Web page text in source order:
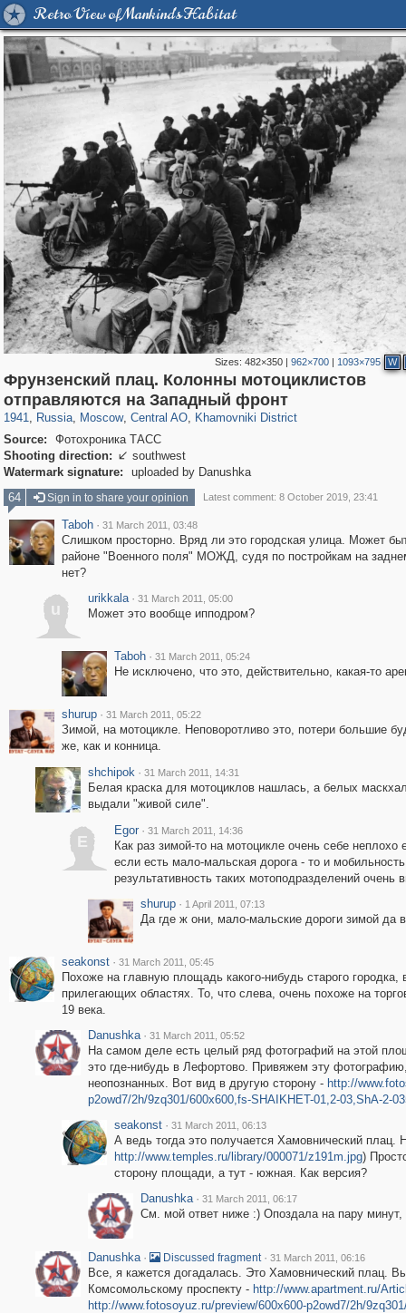
Retro View of Mankind's Habitat
Sizes: 482×350| 962×700| 1093×795 W
Фрунзенский плац. Колонны мотоциклистов
отправляются на Западный фронт
1941, Russia
1,406,871 29,248
, Moscow
319,861 8,286
, Central AO
160,009 5,916
, Khamovniki District
19,395 722
Source:
Фотохроника ТАСС
Shooting direction:  southwest
Watermark signature:
uploaded by Danushka
64
Sign in to share your opinion Latest comment: 8 October 2019, 23:41
Taboh · 31 March 2011, 03:48
Слишком просторно. Вряд ли это городская улица. Может
районе "Военного поля" МОЖД, судя по постройкам на
нет?
u
urikkala · 31 March 2011, 05:00
Может это вообще ипподром?
Taboh · 31 March 2011, 05:24
Не исключено, что это, действительно, какая-то
shurup · 31 March 2011, 05:22
Зимой, на мотоцикле. Неповоротливо это, потери большие
же, как и конница.
shchipok · 31 March 2011, 14:31
Белая краска для мотоциклов нашлась, а белых
выдали "живой силе".
E
Egor · 31 March 2011, 14:36
Как раз зимой-то на мотоцикле очень себе неплохо
если есть мало-мальская дорога - то и
результативность таких мотоподразделений очень
shurup · 1 April 2011, 07:13
Да где ж они, мало-мальские дороги зимой да
seakonst · 31 March 2011, 05:45
Похоже на главную площадь какого-нибудь старого
прилегающих областях. То, что слева, очень похоже на
19 века.
Danushka · 31 March 2011, 05:52
На самом деле есть целый ряд фотографий на этой
это где-нибудь в Лефортово. Привяжем эту
неопознанных. Вот вид в другую сторону - http://
p2owd7/2h/9zq301/600x600,fs-SHAIKHET-01,2-03,ShA-2-
seakonst · 31 March 2011, 06:13
А ведь тогда это получается Хамовнический
http://www.temples.ru/library/000071/z191m.jpg)
сторону площади, а тут - южная. Как версия?
Danushka · 31 March 2011, 06:17
См. мой ответ ниже :) Опоздала на пару минут,
Danushka · Discussed fragment · 31 March 2011, 06:16
Все, я кажется догадалась. Это Хамовнический плац.
Комсомольскому проспекту - http://www.apartment.ru/
http://www.fotosoyuz.ru/preview/600x600-p2owd7/2h/